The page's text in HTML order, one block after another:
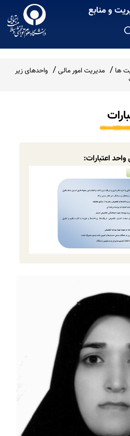
و منابع
ها مدیریت امور مالی
واحدهای زیر
اعتبارات: